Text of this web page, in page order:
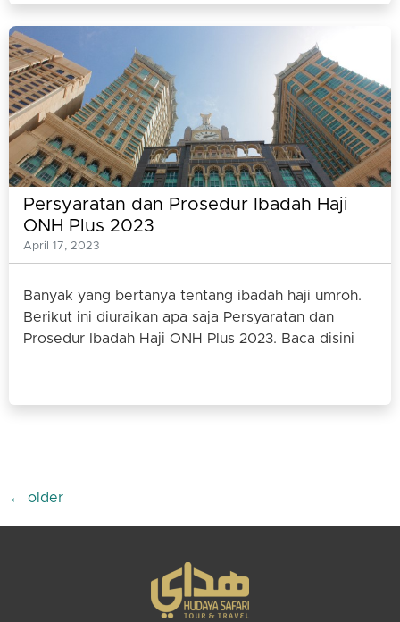
Persyaratan dan Prosedur Ibadah Haji
ONH Plus 2023
April 17, 2023
Banyak yang bertanya tentang ibadah haji umroh.
Berikut ini diuraikan apa saja Persyaratan dan
Prosedur Ibadah Haji ONH Plus 2023. Baca disini
← older